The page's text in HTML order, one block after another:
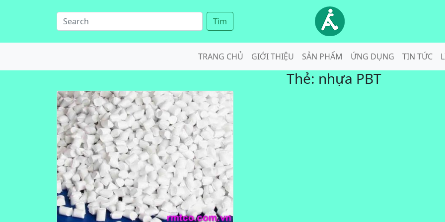
Tìm
TRANG CHỦ GIỚI THIỆU SẢN PHẨM ỨNG DỤNG TIN TỨC
Thẻ: nhựa PBT